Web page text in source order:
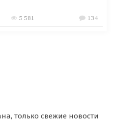
5 581 134
только свежие новости